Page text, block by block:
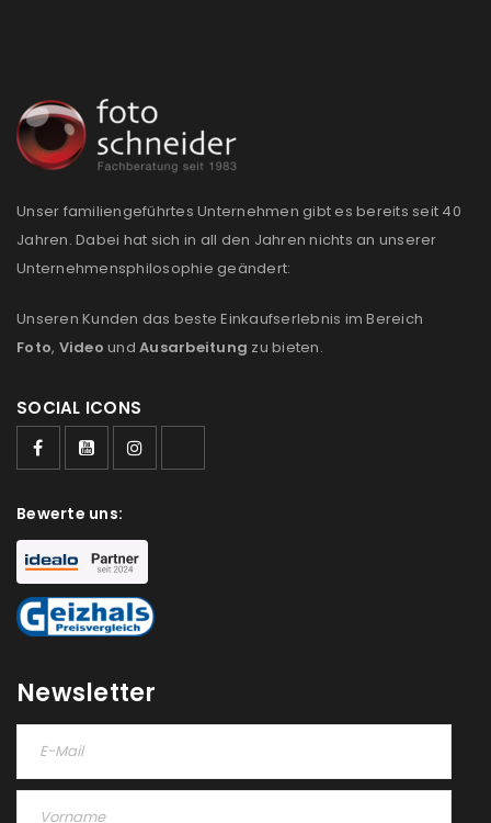
E-Mail-Adresse
Ein Link zum Erstellen eines neuen Passworts wird an
deine E-Mail-Adresse gesendet.
Please select all the ways you would like to hear from
Ich stimme zu
Ja, ich möchte ein Kundenkonto eröffnen und
REGISTRIEREN
Unser familiengeführtes Unternehmen gibt es bereits seit 40
Jahren. Dabei hat sich in all den Jahren nichts an unserer
Unternehmensphilosophie geändert:
Unseren Kunden das beste Einkaufserlebnis im Bereich
Foto, Video und Ausarbeitung zu bieten.
SOCIAL ICONS
Bewerte uns:
Newsletter